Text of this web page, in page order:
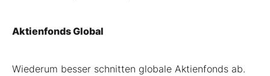
Aktienfonds Global
Wiederum besser schnitten globale Aktienfonds ab.